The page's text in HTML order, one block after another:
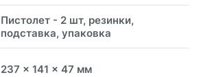
Пистолет - 2 шт, резинки,
подставка, упаковка
237 x 141 x 47 мм